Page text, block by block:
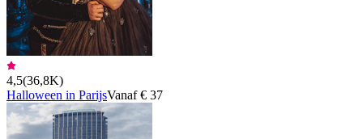
4,5(36,8K)
Halloween in ParijsVanaf € 37